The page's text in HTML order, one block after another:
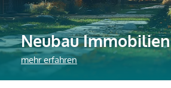
Neubau Immobilien
mehr erfahren